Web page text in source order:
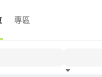
專區